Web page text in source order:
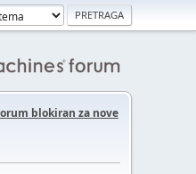
blokiran za nove